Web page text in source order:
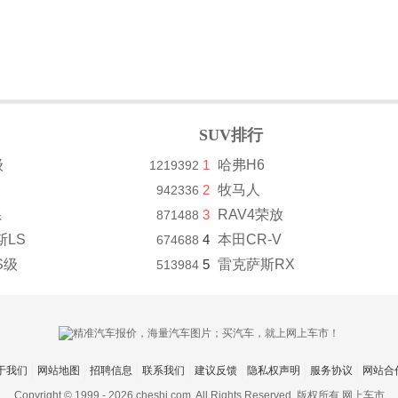
1219392
942336
871488
LS 674688
级 513984
SUV排行
1
哈弗H6
2 牧马人
3
RAV4荣放
4 本田CR-V
5 雷克萨斯RX
我们 网站地图 招聘信息 联系我们 建议反馈 隐私权声明 服务协议
网站合
Copyright © 1999 - 2026 cheshi.com. All Rights Reserved. 版权所有 网上车市